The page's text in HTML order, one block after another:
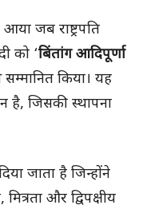
जब राष्ट्रपति
को ‘बिंतांग आदिपूर्णा
किया। यह
है, जिसकी स्थापना
जाता है जिन्होंने
और द्विपक्षीय